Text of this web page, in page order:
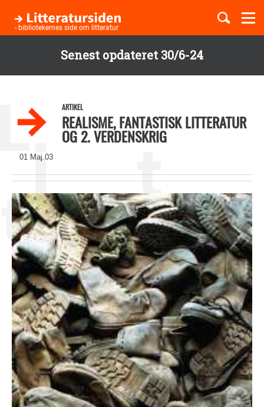
Senest opdateret 30/6-24
- bibliotekernes side om litteratur
Børnebøger
01 Maj.03
ARTIKEL
REALISME, FANTASTISK LITTERATUR
OG 2. VERDENSKRIG